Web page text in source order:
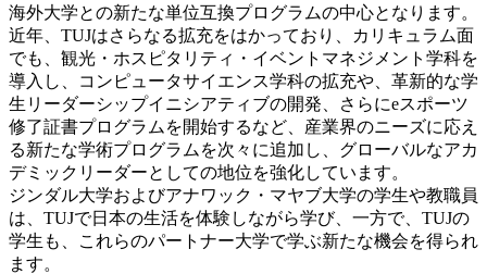
海外大学との新たな単位互換プログラムの中心となります。
近年、TUJはさらなる拡充をはかっており、カリキュラム面
でも、観光・ホスピタリティ・イベントマネジメント学科を
導入し、コンピュータサイエンス学科の拡充や、革新的な学
生リーダーシップイニシアティブの開発、さらにeスポーツ
修了証書プログラムを開始するなど、産業界のニーズに応え
る新たな学術プログラムを次々に追加し、グローバルなアカ
デミックリーダーとしての地位を強化しています。
ジンダル大学およびアナワック・マヤブ大学の学生や教職員
は、TUJで日本の生活を体験しながら学び、一方で、TUJの
学生も、これらのパートナー大学で学ぶ新たな機会を得られ
ます。